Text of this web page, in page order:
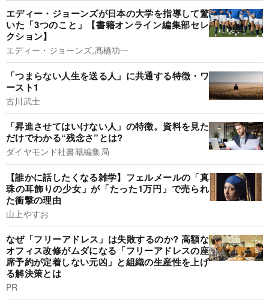
エディー・ジョーンズが日本の大学を指導して驚
いた「3つのこと」【書籍オンライン編集部セレ
クション】
エディー・ジョーンズ,髙橋功一
「つまらない人生を送る人」に共通する特徴・ワ
ースト1
古川武士
「昇進させてはいけない人」の特徴。資料を見た
だけでわかる“残念さ”とは?
ダイヤモンド社書籍編集局
【誰かに話したくなる雑学】フェルメールの「真
珠の耳飾りの少女」が「たった1万円」で売られ
た衝撃の理由
山上やすお
なぜ「フリーアドレス」は失敗するのか? 高額な
オフィス改修がムダになる「フリーアドレスの座
席予約が定着しない元凶」と組織の生産性を上げ
る解決策とは
PR